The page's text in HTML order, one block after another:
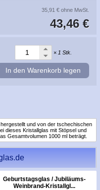
35,91 € ohne MwSt.
43,46 €
× 1 Stk.
In den Warenkorb legen
und von der tschechischen
dieses Kristallglas mit Stöpsel und
Gesamtvolumen 1000 ml beträgt.
Geburtstagsglas / Jubiläums-
Weinbrand-Kristallgl...